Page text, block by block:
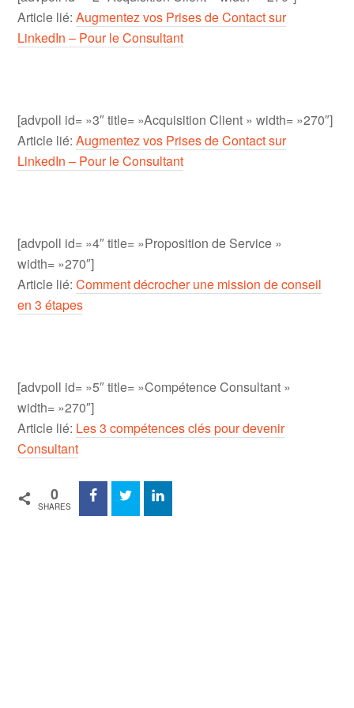
Article lié:Augmentez vos Prises de Contact sur
LinkedIn – Pour le Consultant
[advpoll id= »3″ title= »Acquisition Client » width= »270″]
Article lié:Augmentez vos Prises de Contact sur
LinkedIn – Pour le Consultant
[advpoll id= »4″ title= »Proposition de Service »
width= »270″]
Article lié:Comment décrocher une mission de conseil
en 3 étapes
[advpoll id= »5″ title= »Compétence Consultant »
width= »270″]
Article lié: Les 3 compétences clés pour devenir
Consultant
0
SHARES